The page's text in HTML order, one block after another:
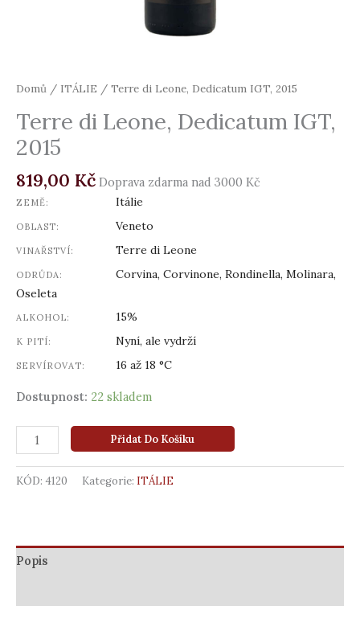
Domů / ITÁLIE / Terre di Leone, Dedicatum IGT, 2015
Terre di Leone, Dedicatum IGT,
2015
819,00 Kč Doprava zdarma nad 3000 Kč
ZEMĚ: Itálie
OBLAST: Veneto
VINAŘSTVÍ: Terre di Leone
ODRŮDA:
Corvina, Corvinone, Rondinella, Molinara,
Oseleta
ALKOHOL: 15%
K PITÍ: Nyní, ale vydrží
SERVÍROVAT: 16 až 18 °C
Dostupnost: 22 skladem
Přidat Do Košíku
KÓD: 4120 Kategorie: ITÁLIE
Popis